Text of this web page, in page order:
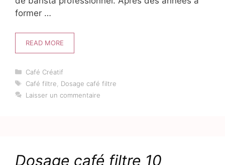
former …
READ MORE
Catégories
Café Créatif
Étiquettes
Café filtre
Dosage café filtre
Laisser un commentaire
Dosage café filtre 10